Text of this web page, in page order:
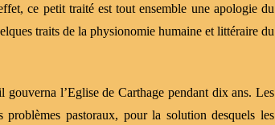
ce petit traité est tout ensemble une apologie du
traits de la physionomie humaine et littéraire du
l’Eglise de Carthage pendant dix ans. Les
pastoraux, pour la solution desquels les